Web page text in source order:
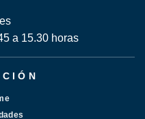
a 15.30 horas